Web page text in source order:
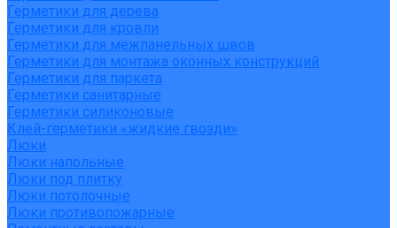
Герметики для дерева
Герметики для кровли
Герметики для межпанельных швов
Герметики для монтажа оконных конструкций
Герметики для паркета
Герметики санитарные
Герметики силиконовые
Клей-герметики «жидкие гвозди»
Люки
Люки напольные
Люки под плитку
Люки потолочные
Люки противопожарные